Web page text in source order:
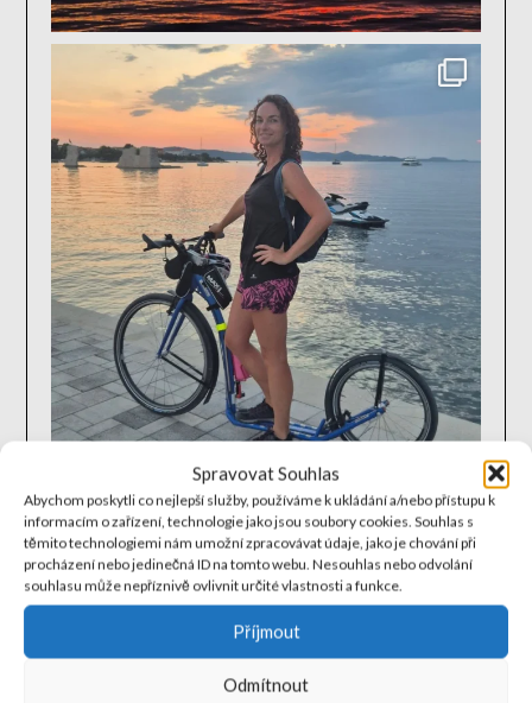
Spravovat Souhlas
Abychom poskytli co nejlepší služby, používáme k ukládání a/nebo přístupu k
informacím o zařízení, technologie jako jsou soubory cookies. Souhlas s
těmito technologiemi nám umožní zpracovávat údaje, jako je chování při
procházení nebo jedinečná ID na tomto webu. Nesouhlas nebo odvolání
souhlasu může nepříznivě ovlivnit určité vlastnosti a funkce.
Příjmout
Odmítnout